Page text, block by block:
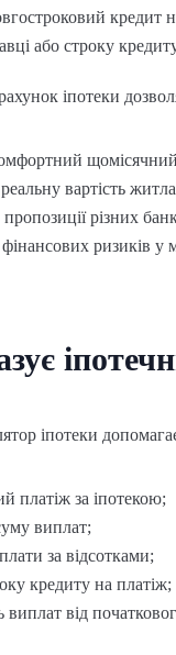
кредит
або строку
іпотеки
вартість
різних
ризиків у
іпотеки
платіж за іпотекою;
виплат;
за відсотками;
кредиту на платіж;
виплат від